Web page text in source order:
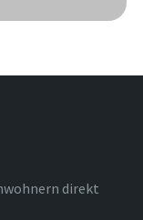
direkt